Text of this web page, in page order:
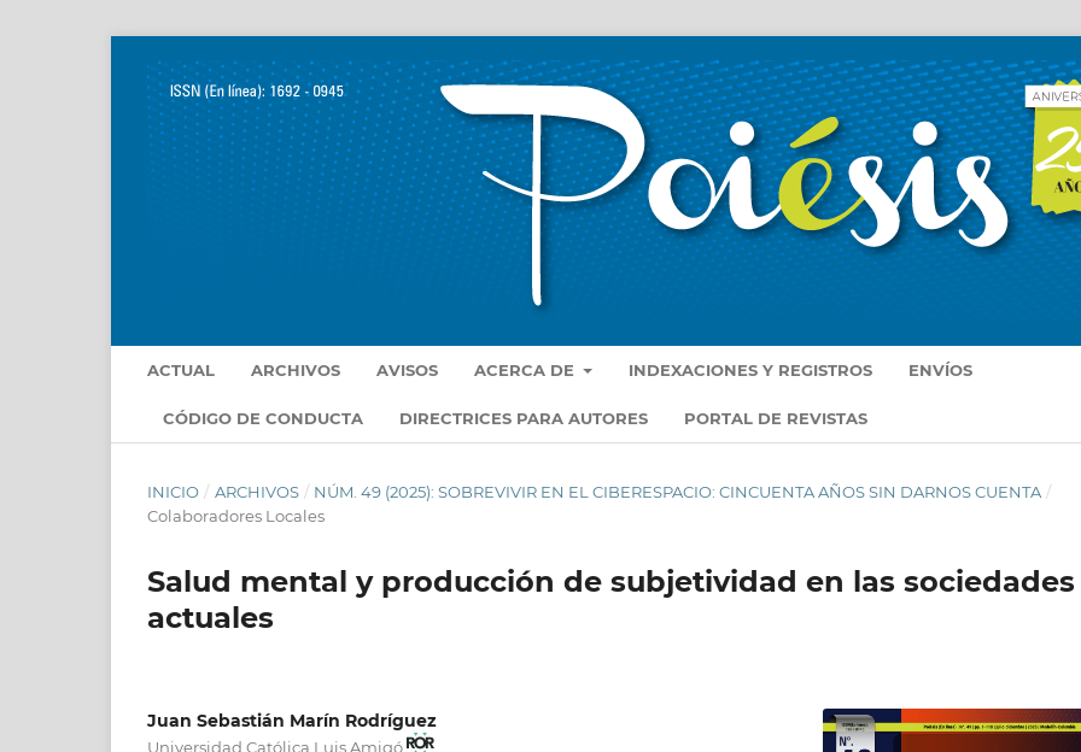
ACTUAL ARCHIVOS AVISOS ACERCA DE INDEXACIONES Y REGISTROS ENVÍOS
CÓDIGO DE CONDUCTA DIRECTRICES PARA AUTORES PORTAL DE REVISTAS
INICIO / ARCHIVOS / NÚM. 49 (2025): SOBREVIVIR EN EL CIBERESPACIO: CINCUENTA AÑOS SIN DARNOS CUENTA /
Colaboradores Locales
Salud mental y producción de subjetividad en las sociedades
actuales
Juan Sebastián Marín Rodríguez
Universidad Católica Luis Amigó